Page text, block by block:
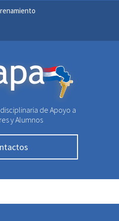
de Apoyo a
y Alumnos